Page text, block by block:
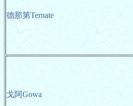
德那第Ternate
戈阿Gowa